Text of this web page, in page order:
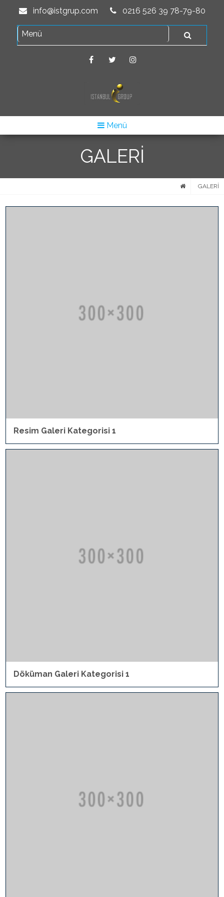
info@istgrup.com 0216 526 39 78-79-80
Menü
GALERİ
GALERİ
Resim Galeri Kategorisi 1
Döküman Galeri Kategorisi 1